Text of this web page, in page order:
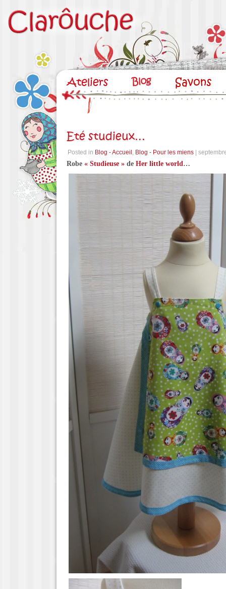
Eté studieux…
Posted in Blog - Accueil , Blog - Pour les miens |
Robe « Studieuse » de Her little world…